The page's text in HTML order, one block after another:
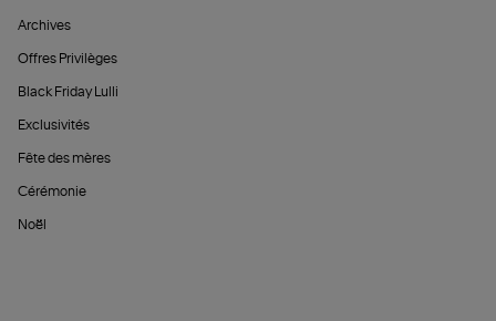
Archives
Offres Privilèges
Black Friday Lulli
Exclusivités
Fête des mères
Cérémonie
Noël